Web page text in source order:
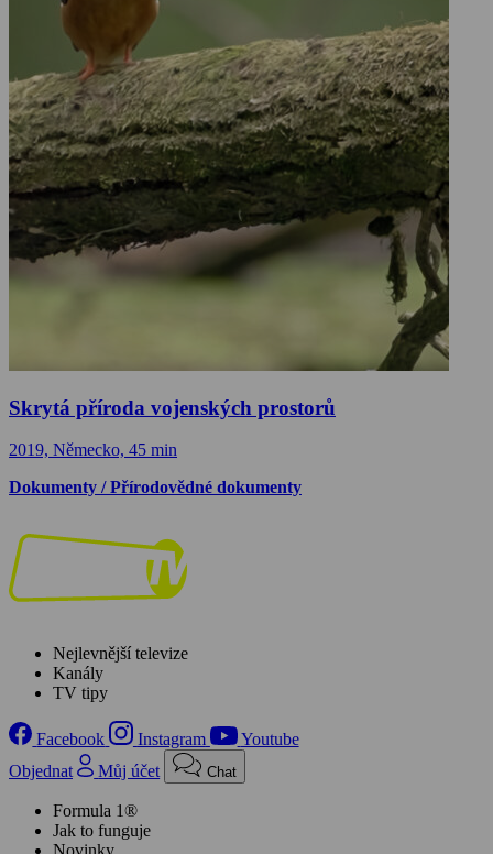
Skrytá příroda vojenských prostorů
2019, Německo, 45 min
Dokumenty / Přírodovědné dokumenty
Nejlevnější televize
Kanály
TV tipy
Facebook Instagram
Youtube
Objednat
Můj účet Chat
Formula 1®
Jak to funguje
Novinky